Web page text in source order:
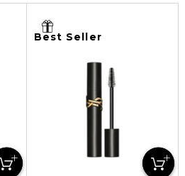
Best Seller